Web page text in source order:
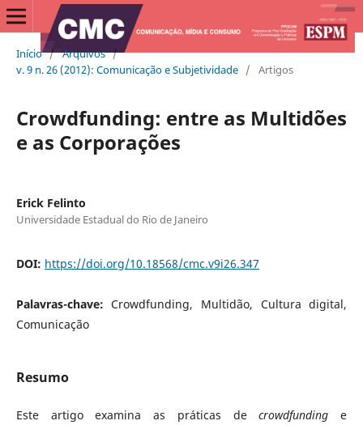
Início / Arquivos /
v. 9 n. 26 (2012): Comunicação e Subjetividade / Artigos
Crowdfunding: entre as Multidões
e as Corporações
Erick Felinto
Universidade Estadual do Rio de Janeiro
DOI: https://doi.org/10.18568/cmc.v9i26.347
Palavras-chave:Crowdfunding, Multidão, Cultura digital,
Comunicação
Resumo
Este artigo examina as práticas decrowdfunding e